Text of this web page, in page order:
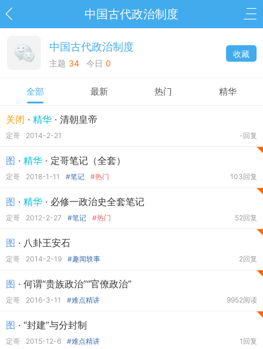
中国古代政治制度
中国古代政治制度
主题 34 今日 0
收藏
全部 最新 热门 精华
关闭 · 精华 · 清朝皇帝
定哥 2014-2-21 -回复
图 · 精华 · 定哥笔记（全套）
定哥 2018-1-11 #笔记 #热门 103回复
图 · 精华 · 必修一政治史全套笔记
定哥 2012-2-27 #笔记 #热门 52回复
图 · 八卦王安石
定哥 2014-2-19 #趣闻轶事 2回复
图 · 何谓“贵族政治”“官僚政治”
定哥 2016-3-11 #难点精讲 9952阅读
图 · “封建”与分封制
定哥 2015-12-6 #难点精讲 1回复